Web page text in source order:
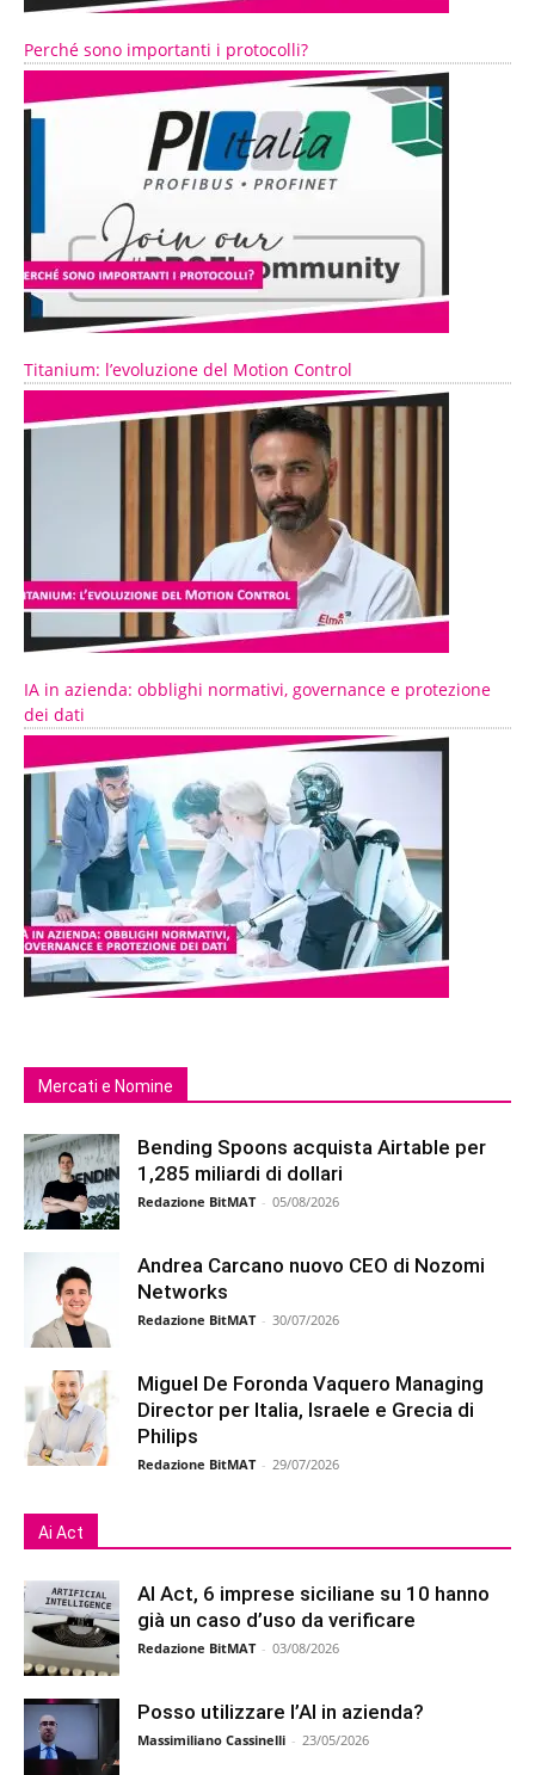
Perché sono importanti i protocolli?
Titanium: l’evoluzione del Motion Control
IA in azienda: obblighi normativi, governance e protezione
dei dati
Mercati e Nomine
Bending Spoons acquista Airtable per
1,285 miliardi di dollari
Redazione BitMAT - 05/08/2026
Andrea Carcano nuovo CEO di Nozomi
Networks
Redazione BitMAT - 30/07/2026
Miguel De Foronda Vaquero Managing
Director per Italia, Israele e Grecia di
Philips
Redazione BitMAT - 29/07/2026
Ai Act
AI Act, 6 imprese siciliane su 10 hanno
già un caso d’uso da verificare
Redazione BitMAT - 03/08/2026
Posso utilizzare l’AI in azienda?
Massimiliano Cassinelli - 23/05/2026